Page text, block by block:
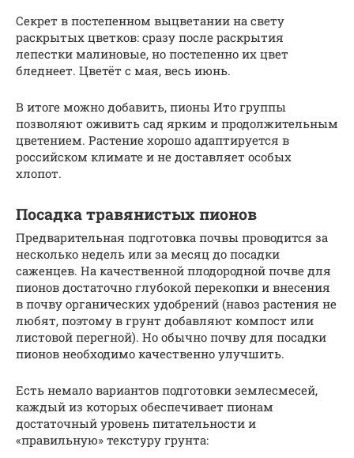
Секрет в постепенном выцветании на свету
раскрытых цветков: сразу после раскрытия
лепестки малиновые, но постепенно их цвет
бледнеет. Цветёт с мая, весь июнь.
В итоге можно добавить, пионы Ито группы
позволяют оживить сад ярким и продолжительным
цветением. Растение хорошо адаптируется в
российском климате и не доставляет особых
хлопот.
Посадка травянистых пионов
Предварительная подготовка почвы проводится за
несколько недель или за месяц до посадки
саженцев. На качественной плодородной почве для
пионов достаточно глубокой перекопки и внесения
в почву органических удобрений (навоз растения не
любят, поэтому в грунт добавляют компост или
листовой перегной). Но обычно почву для посадки
пионов необходимо качественно улучшить.
Есть немало вариантов подготовки землесмесей,
каждый из которых обеспечивает пионам
достаточный уровень питательности и
«правильную» текстуру грунта: